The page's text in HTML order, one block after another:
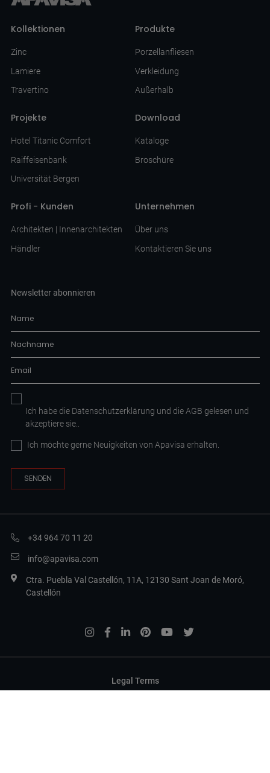
Kollektionen
Zinc
Lamiere
Travertino
Produkte
Porzellanfliesen
Verkleidung
Außerhalb
Projekte
Hotel Titanic Comfort
Raiffeisenbank
Universität Bergen
Download
Kataloge
Broschüre
Profi - Kunden
Architekten | Innenarchitekten
Händler
Unternehmen
Über uns
Kontaktieren Sie uns
Newsletter abonnieren
Ich habe die Datenschutzerklärung und die AGB gelesen und
akzeptiere sie.
Ich möchte gerne Neuigkeiten von Apavisa erhalten.
+34 964 70 11 20
info@apavisa.com
Ctra. Puebla Val Castellón, 11A, 12130 Sant Joan de Moró,
Castellón
Legal Terms